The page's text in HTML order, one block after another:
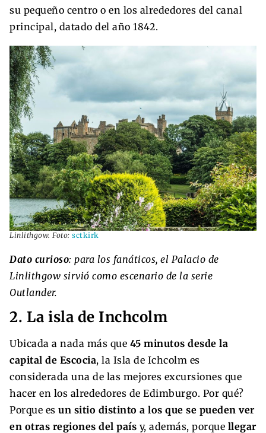
su pequeño centro o en los alrededores del canal
principal, datado del año 1842.
Linlithgow. Foto: sctkirk
Dato curioso: para los fanáticos, el Palacio de
Linlithgow sirvió como escenario de la serie
Outlander.
2. La isla de Inchcolm
Ubicada a nada más que 45 minutos desde la
capital de Escocia, la Isla de Ichcolm es
considerada una de las mejores excursiones que
hacer en los alrededores de Edimburgo. Por qué?
Porque es un sitio distinto a los que se pueden ver
en otras regiones del país y, además, porque llegar